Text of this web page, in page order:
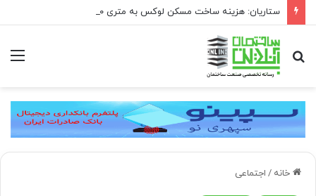
جستجو
برای
خانه / اجتماعی